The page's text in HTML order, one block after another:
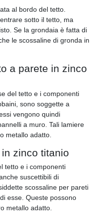
al bordo del tetto.
sotto il tetto, ma
Se la grondaia è fatta di
le scossaline di gronda in
a parete in zinco
del tetto e i componenti
sono soggette a
vengono quindi
a muro. Tali lamiere
metallo adatto.
zinco titanio
tetto e i componenti
suscettibili di
scossaline per pareti
esse. Queste possono
metallo adatto.